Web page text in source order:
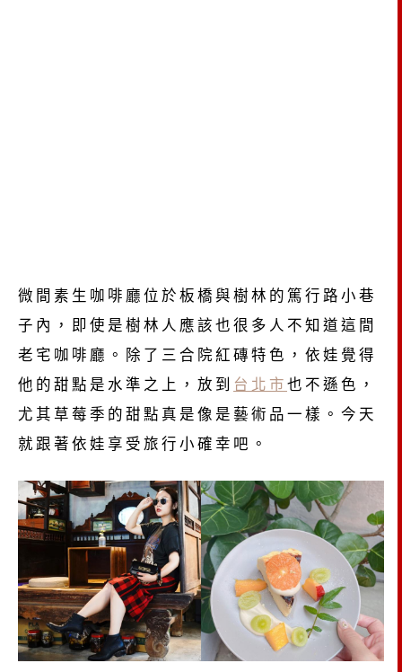
微間素生咖啡廳位於板橋與樹林的篤行路小巷
子內，即使是樹林人應該也很多人不知道這間
老宅咖啡廳。除了三合院紅磚特色，依娃覺得
他的甜點是水準之上，放到 台北市 也不遜色，
尤其草莓季的甜點真是像是藝術品一樣。今天
就跟著依娃享受旅行小確幸吧。